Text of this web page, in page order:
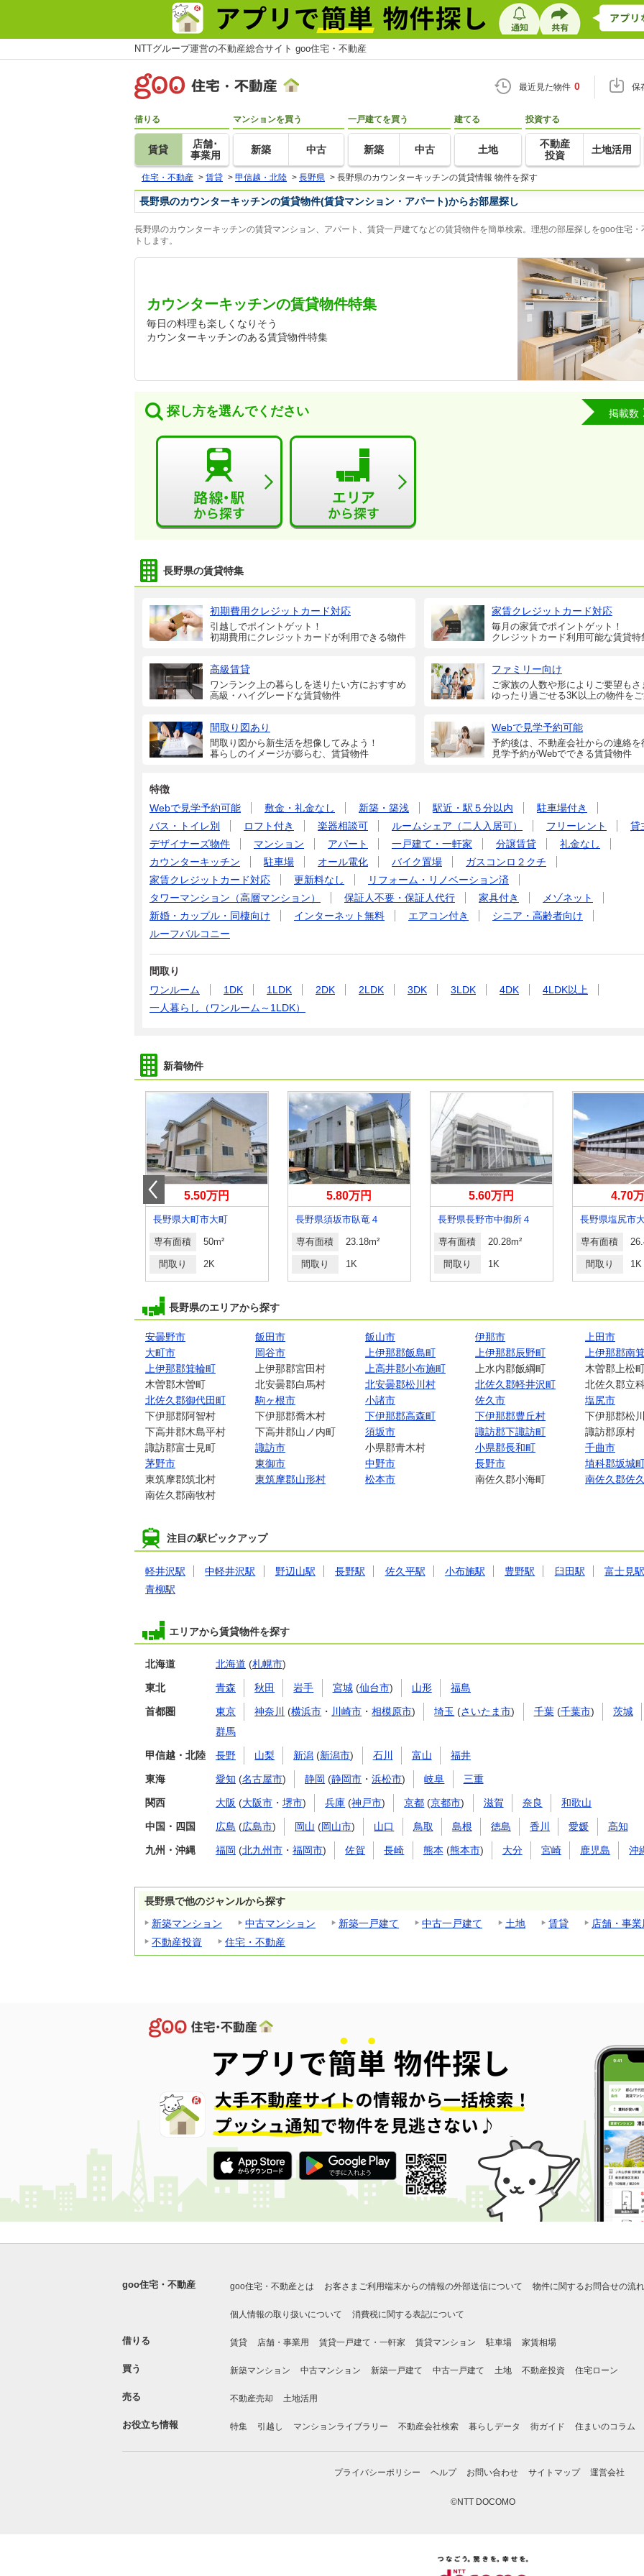
NTTグループ運営の不動産総合サイト goo住宅・不動産
最近見た物件 0 保
借りる
賃貸
店舗･
事業用
マンションを買う
新築 中古
一戸建てを買う
新築 中古
建てる
土地
投資する
不動産
投資
土地活用
住宅・不動産 > 賃貸 > 甲信越・北陸 > 長野県 > 長野県のカウンターキッチンの賃貸情報 物件を探す
長野県のカウンターキッチンの賃貸物件(賃貸マンション・アパート)からお部屋探し
長野県のカウンターキッチンの賃貸マンション、アパート、賃貸一戸建てなどの賃貸物件を簡単検索。理想の部屋探しをgoo住宅・
トします。
カウンターキッチンの賃貸物件特集
毎日の料理も楽しくなりそう
カウンターキッチンのある賃貸物件特集
探し方を選んでください 掲載数
長野県の賃貸特集
初期費用クレジットカード対応
引越しでポイントゲット！
初期費用にクレジットカードが利用できる物件
家賃クレジットカード対応
毎月の家賃でポイントゲット！
クレジットカード利用可能な賃貸特
高級賃貸
ワンランク上の暮らしを送りたい方におすすめ
高級・ハイグレードな賃貸物件
ファミリー向け
ご家族の人数や形によりご要望もさ
ゆったり過ごせる3K以上の物件をご
間取り図あり
間取り図から新生活を想像してみよう！
暮らしのイメージが膨らむ、賃貸物件
Webで見学予約可能
予約後は、不動産会社からの連絡を
見学予約がWebでできる賃貸物件
特徴
Webで見学予約可能
敷金・礼金なし 新築・築浅 駅近・駅５分以内
駐車場付き
バス・トイレ別
ロフト付き 楽器相談可 ルームシェア（二人入居可） フリーレント
貸
デザイナーズ物件
マンション アパート 一戸建て・一軒家 分譲賃貸
礼金なし
カウンターキッチン
駐車場 オール電化 バイク置場
ガスコンロ２クチ
家賃クレジットカード対応
更新料なし
リフォーム・リノベーション済
タワーマンション（高層マンション）
保証人不要・保証人代行 家具付き
メゾネット
新婚・カップル・同棲向け
インターネット無料 エアコン付き
シニア・高齢者向け
ルーフバルコニー
間取り
ワンルーム
1DK 1LDK 2DK 2LDK 3DK 3LDK 4DK
4LDK以上
一人暮らし（ワンルーム～1LDK）
新着物件
5.50万円
長野県大町市大町
専有面積 50m²
間取り 2K
5.80万円
長野県須坂市臥竜４
専有面積 23.18m²
間取り 1K
5.60万円
長野県長野市中御所４
専有面積 20.28m²
間取り 1K
4.70
専有面積
間取り 1K
長野県のエリアから探す
安曇野市 飯田市 飯山市 伊那市
上田市
大町市
岡谷市 上伊那郡飯島町 上伊那郡辰野町
上伊那郡南
上伊那郡箕輪町
上伊那郡宮田村 上高井郡小布施町 上水内郡飯綱町
木曽郡上松
木曽郡木曽町
北安曇郡白馬村 北安曇郡松川村 北佐久郡軽井沢町
北佐久郡立
北佐久郡御代田町
駒ヶ根市 小諸市 佐久市
塩尻市
下伊那郡阿智村
下伊那郡喬木村 下伊那郡高森町 下伊那郡豊丘村
下伊那郡松
下高井郡木島平村
下高井郡山ノ内町 須坂市 諏訪郡下諏訪町
諏訪郡原村
諏訪郡富士見町
諏訪市 小県郡青木村 小県郡長和町
千曲市
茅野市
東御市 中野市 長野市
埴科郡坂城
東筑摩郡筑北村
東筑摩郡山形村 松本市 南佐久郡小海町
南佐久郡佐
南佐久郡南牧村
注目の駅ピックアップ
軽井沢駅 中軽井沢駅 野辺山駅 長野駅 佐久平駅 小布施駅 豊野駅 臼田駅
富士見駅
青柳駅
エリアから賃貸物件を探す
北海道 北海道 (札幌市)
東北 青森 秋田 岩手 宮城(仙台市) 山形 福島
首都圏 東京 神奈川 (横浜市 ・ 川崎市 ・相模原市) 埼玉 (さいたま市) 千葉(千葉市) 茨城
群馬
甲信越・北陸 長野 山梨 新潟 (新潟市) 石川 富山 福井
東海 愛知 (名古屋市) 静岡 (静岡市 ・浜松市) 岐阜 三重
関西 大阪 (大阪市 ・ 堺市) 兵庫 (神戸市) 京都 (京都市) 滋賀 奈良 和歌山
中国・四国 広島 (広島市) 岡山 (岡山市) 山口 鳥取 島根 徳島 香川 愛媛 高知
九州・沖縄 福岡 (北九州市 ・ 福岡市) 佐賀 長崎 熊本 (熊本市) 大分 宮崎 鹿児島 沖
長野県で他のジャンルから探す
新築マンション
中古マンション 新築一戸建て 中古一戸建て 土地 賃貸
店舗・事業
不動産投資
住宅・不動産
goo住宅・不動産 goo住宅・不動産とは お客さまご利用端末からの情報の外部送信について 物件に関するお問合せの流れ
個人情報の取り扱いについて 消費税に関する表記について
借りる 賃貸 店舗・事業用 賃貸一戸建て・一軒家 賃貸マンション 駐車場 家賃相場
買う 新築マンション 中古マンション 新築一戸建て 中古一戸建て 土地 不動産投資 住宅ローン
売る 不動産売却 土地活用
お役立ち情報 特集 引越し マンションライブラリー 不動産会社検索 暮らしデータ 街ガイド 住まいのコラム
プライバシーポリシー ヘルプ お問い合わせ サイトマップ 運営会社
©NTT DOCOMO